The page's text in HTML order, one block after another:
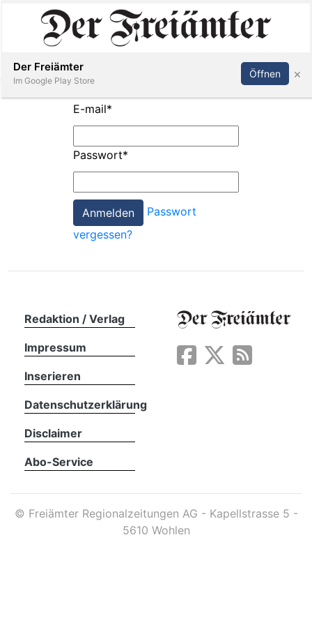
Paper
App
Inserieren Abonnieren Anmelden
E-mail*
Passwort*
Passwort
vergessen?
Redaktion / Verlag
Impressum
Inserieren
Datenschutzerklärung
Disclaimer
Abo-Service
© Freiämter Regionalzeitungen AG - Kapellstrasse 5 -
5610 Wohlen
Der Freiämter
Im Google Play Store
Öffnen ×